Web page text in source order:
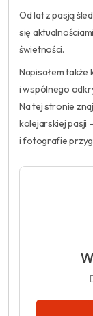
Od lat z pasją
się
świetności.
Napisałem także
i wspólnego
Na tej stronie
kolejarskiej pasji
i fotografie